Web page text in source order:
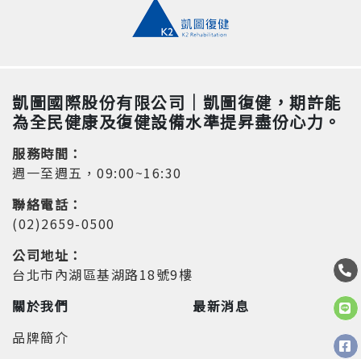
凱圖國際股份有限公司｜凱圖復健，期許能
為全民健康及復健設備水準提昇盡份心力。
服務時間：
週一至週五，09:00~16:30
聯絡電話：
(02)2659-0500
公司地址：
台北市內湖區基湖路18號9樓
關於我們
品牌簡介
最新消息